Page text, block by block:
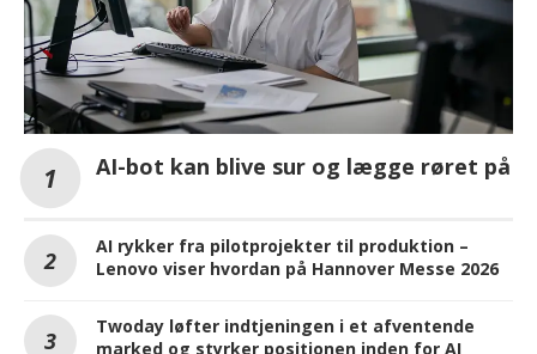
AI-bot kan blive sur og lægge røret på
AI rykker fra pilotprojekter til produktion –
Lenovo viser hvordan på Hannover Messe 2026
Twoday løfter indtjeningen i et afventende
marked og styrker positionen inden for AI